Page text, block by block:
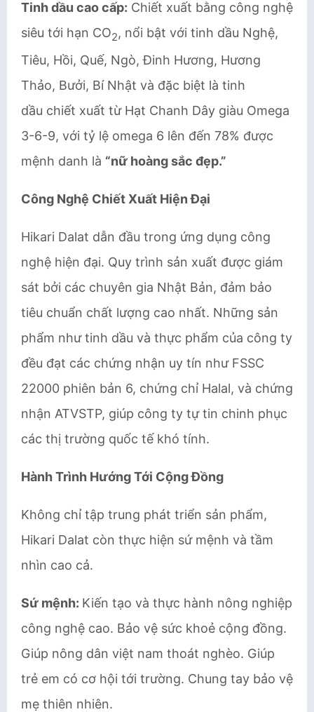
Tinh dầu cao cấp: Chiết xuất bằng công nghệ
siêu tới hạn CO2, nổi bật với tinh dầu Nghệ,
Tiêu, Hồi, Quế, Ngò, Đinh Hương, Hương
Thảo, Bưởi, Bí Nhật và đặc biệt là tinh
dầu chiết xuất từ Hạt Chanh Dây giàu Omega
3-6-9, với tỷ lệ omega 6 lên đến 78% được
mệnh danh là “nữ hoàng sắc đẹp.”
Công Nghệ Chiết Xuất Hiện Đại
Hikari Dalat dẫn đầu trong ứng dụng công
nghệ hiện đại. Quy trình sản xuất được giám
sát bởi các chuyên gia Nhật Bản, đảm bảo
tiêu chuẩn chất lượng cao nhất. Những sản
phẩm như tinh dầu và thực phẩm của công ty
đều đạt các chứng nhận uy tín như FSSC
22000 phiên bản 6, chứng chỉ Halal, và chứng
nhận ATVSTP, giúp công ty tự tin chinh phục
các thị trường quốc tế khó tính.
Hành Trình Hướng Tới Cộng Đồng
Không chỉ tập trung phát triển sản phẩm,
Hikari Dalat còn thực hiện sứ mệnh và tầm
nhìn cao cả.
Sứ mệnh: Kiến tạo và thực hành nông nghiệp
công nghệ cao. Bảo vệ sức khoẻ cộng đồng.
Giúp nông dân việt nam thoát nghèo. Giúp
trẻ em có cơ hội tới trường. Chung tay bảo vệ
mẹ thiên nhiên.